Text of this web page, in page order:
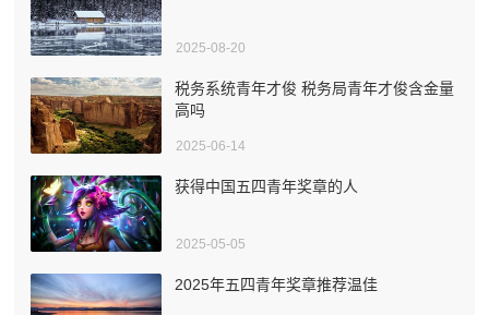
2025-08-20
税务系统青年才俊 税务局青年才俊含金量
高吗
2025-06-14
获得中国五四青年奖章的人
2025-05-05
2025年五四青年奖章推荐温佳